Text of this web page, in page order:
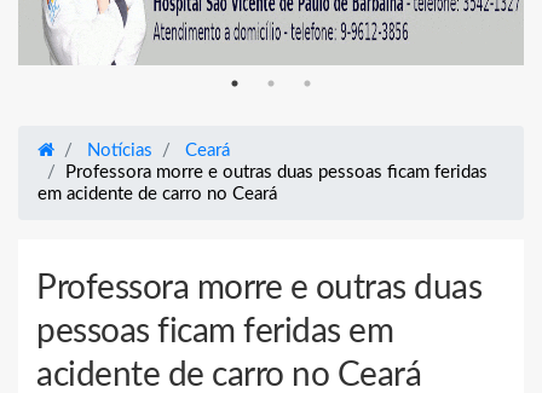
Notícias
Ceará
Professora morre e outras duas pessoas ficam feridas
em acidente de carro no Ceará
Professora morre e outras duas
pessoas ficam feridas em
acidente de carro no Ceará